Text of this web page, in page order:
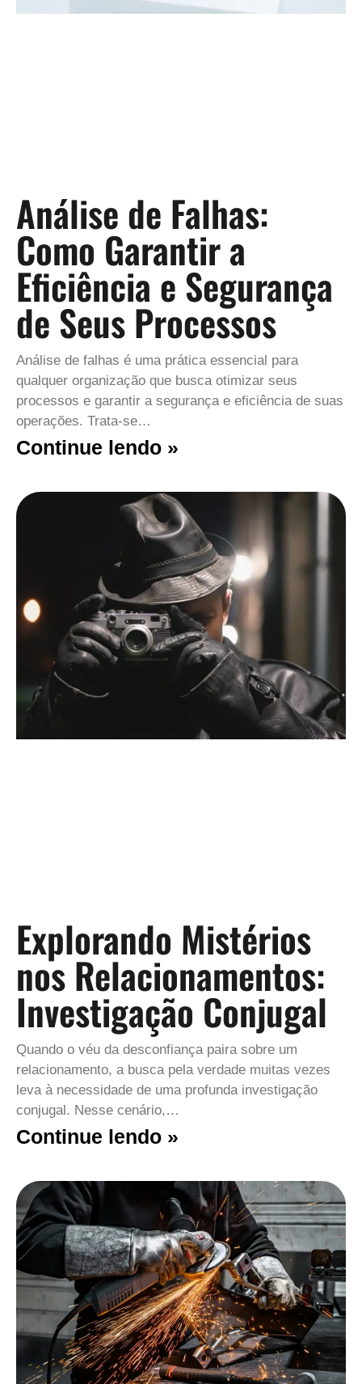
Análise de Falhas:
Como Garantir a
Eficiência e Segurança
de Seus Processos
Análise de falhas é uma prática essencial para
qualquer organização que busca otimizar seus
processos e garantir a segurança e eficiência de suas
operações. Trata-se…
Continue lendo »
Explorando Mistérios
nos Relacionamentos:
Investigação Conjugal
Quando o véu da desconfiança paira sobre um
relacionamento, a busca pela verdade muitas vezes
leva à necessidade de uma profunda investigação
conjugal. Nesse cenário,…
Continue lendo »